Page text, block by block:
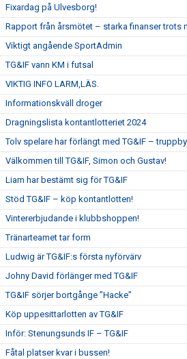
Fixardag på Ulvesborg!
Rapport från årsmötet – starka finanser trots
Viktigt angående SportAdmin
TG&IF vann KM i futsal
VIKTIG INFO LARM,LÄS.
Informationskväll droger
Dragningslista kontantlotteriet 2024
Tolv spelare har förlängt med TG&IF –
Välkommen till TG&IF, Simon och Gustav!
Liam har bestämt sig för TG&IF
Stöd TG&IF – köp kontantlotten!
Vintererbjudande i klubbshoppen!
Tränarteamet tar form
Ludwig är TG&IF:s första nyförvärv
Johny David förlänger med TG&IF
TG&IF sörjer bortgånge ”Hacke”
Köp uppesittarlotten av TG&IF
Inför: Stenungsunds IF – TG&IF
Fåtal platser kvar i bussen!